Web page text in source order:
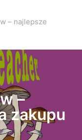
– najlepsze
–
zakupu